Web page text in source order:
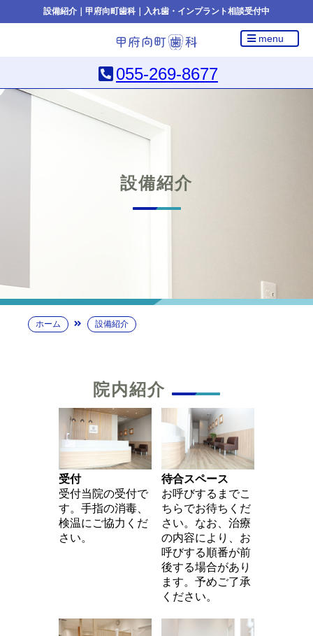
設備紹介｜甲府向町歯科｜入れ歯・インプラント相談受付中
menu
055-269-8677
設備紹介
ホーム 設備紹介
院内紹介
受付
受付当院の受付で
す。手指の消毒、
検温にご協力くだ
さい。
待合スペース
お呼びするまでこ
ちらでお待ちくだ
さい。なお、治療
の内容により、お
呼びする順番が前
後する場合があり
ます。予めご了承
ください。